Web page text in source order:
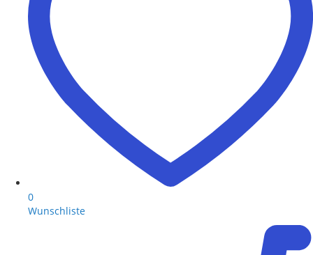
0
Wunschliste